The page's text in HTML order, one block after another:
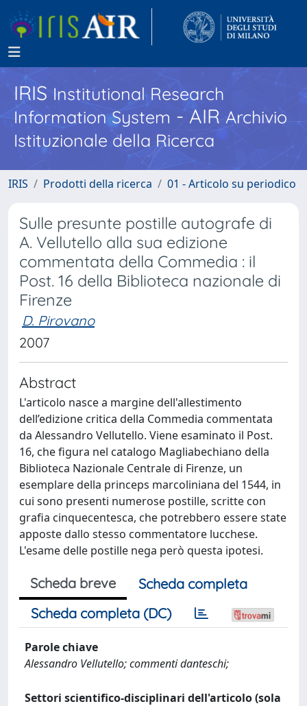
IRISInstitutional Research
Information System - AIR Archivio
Istituzionale della Ricerca
IRIS Prodotti della ricerca 01 - Articolo su periodico
Sulle presunte postille autografe di
A. Vellutello alla sua edizione
commentata della Commedia : il
Post. 16 della Biblioteca nazionale di
Firenze
D. Pirovano
2007
Abstract
L'articolo nasce a margine dell'allestimento
dell’edizione critica della Commedia commentata
da Alessandro Vellutello. Viene esaminato il Post.
16, che figura nel catalogo Magliabechiano della
Biblioteca Nazionale Centrale di Firenze, un
esemplare della princeps marcoliniana del 1544, in
cui sono presenti numerose postille, scritte con
grafia cinquecentesca, che potrebbero essere state
apposte dallo stesso commentatore lucchese.
L'esame delle postille nega però questa ipotesi.
Scheda breve
Scheda completa
Scheda completa (DC)
Parole chiave
Alessandro Vellutello; commenti danteschi;
Settori scientifico-disciplinari dell'articolo (sola